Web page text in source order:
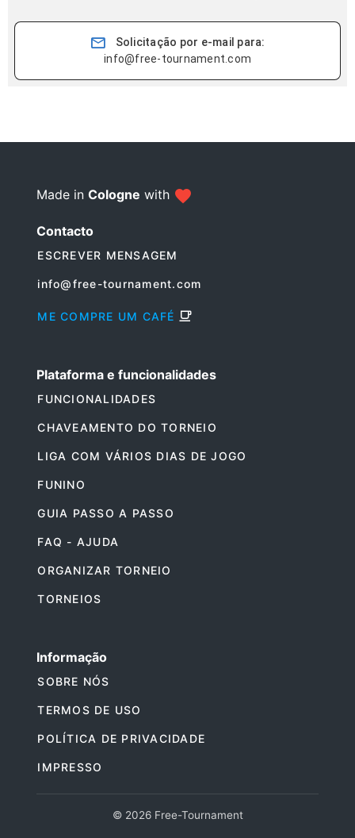
Solicitação por e-mail para:
info@free-tournament.com
Made in Cologne with
Contacto
ESCREVER MENSAGEM
info@free-tournament.com
ME COMPRE UM CAFÉ
Plataforma e funcionalidades
FUNCIONALIDADES
CHAVEAMENTO DO TORNEIO
LIGA COM VÁRIOS DIAS DE JOGO
FUNINO
GUIA PASSO A PASSO
FAQ - AJUDA
ORGANIZAR TORNEIO
TORNEIOS
Informação
SOBRE NÓS
TERMOS DE USO
POLÍTICA DE PRIVACIDADE
IMPRESSO
© 2026 Free-Tournament